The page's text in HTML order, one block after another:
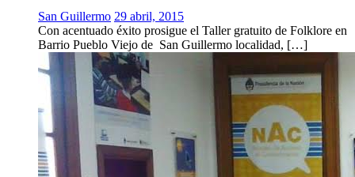
San Guillermo 29 abril, 2015
Con acentuado éxito prosigue el Taller gratuito de Folklore en
Barrio Pueblo Viejo de San Guillermo localidad, […]